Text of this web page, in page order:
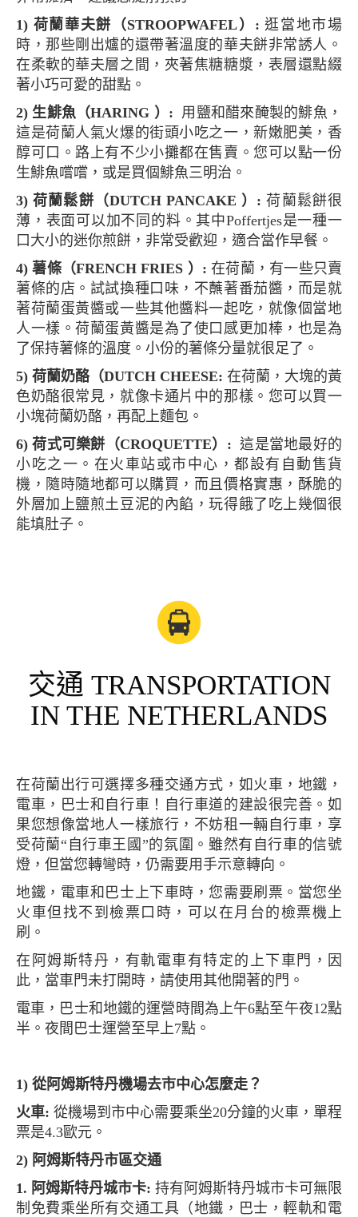
1) 荷蘭華夫餅（STROOPWAFEL）:逛當地市場
時，那些剛出爐的還帶著溫度的華夫餅非常誘人。
在柔軟的華夫層之間，夾著焦糖糖漿，表層還點綴
著小巧可愛的甜點。
2) 生鯡魚（HARING ）: 用鹽和醋來醃製的鯡魚，
這是荷蘭人氣火爆的街頭小吃之一，新嫩肥美，香
醇可口。路上有不少小攤都在售賣。您可以點一份
生鯡魚嚐嚐，或是買個鯡魚三明治。
3) 荷蘭鬆餅（DUTCH PANCAKE ）:荷蘭鬆餅很
薄，表面可以加不同的料。其中Poffertjes是一種一
口大小的迷你煎餅，非常受歡迎，適合當作早餐。
4) 薯條（FRENCH FRIES ）: 在荷蘭，有一些只賣
薯條的店。試試換種口味，不蘸著番茄醬，而是就
著荷蘭蛋黃醬或一些其他醬料一起吃，就像個當地
人一樣。荷蘭蛋黃醬是為了使口感更加棒，也是為
了保持薯條的溫度。小份的薯條分量就很足了。
5) 荷蘭奶酪（DUTCH CHEESE: 在荷蘭，大塊的黃
色奶酪很常見，就像卡通片中的那樣。您可以買一
小塊荷蘭奶酪，再配上麵包。
6) 荷式可樂餅（CROQUETTE）: 這是當地最好的
小吃之一。在火車站或市中心，都設有自動售貨
機，隨時隨地都可以購買，而且價格實惠，酥脆的
外層加上鹽煎土豆泥的內餡，玩得餓了吃上幾個很
能填肚子。
交通 TRANSPORTATION
IN THE NETHERLANDS
在荷蘭出行可選擇多種交通方式，如火車，地鐵，
電車，巴士和自行車！自行車道的建設很完善。如
果您想像當地人一樣旅行，不妨租一輛自行車，享
受荷蘭“自行車王國”的氛圍。雖然有自行車的信號
燈，但當您轉彎時，仍需要用手示意轉向。
地鐵，電車和巴士上下車時，您需要刷票。當您坐
火車但找不到檢票口時，可以在月台的檢票機上
刷。
在阿姆斯特丹，有軌電車有特定的上下車門，因
此，當車門未打開時，請使用其他開著的門。
電車，巴士和地鐵的運營時間為上午6點至午夜12點
半。夜間巴士運營至早上7點。
1) 從阿姆斯特丹機場去市中心怎麼走？
火車: 從機場到市中心需要乘坐20分鐘的火車，單程
票是4.3歐元。
2) 阿姆斯特丹市區交通
1. 阿姆斯特丹城市卡: 持有阿姆斯特丹城市卡可無限
制免費乘坐所有交通工具（地鐵，巴士，輕軌和電